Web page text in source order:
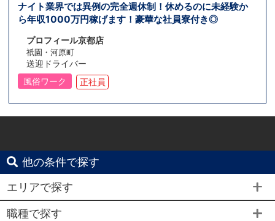
ナイト業界では異例の完全週休制！休めるのに未経験か
ら年収1000万円稼げます！豪華な社員寮付き◎
プロフィール京都店
祇園・河原町
送迎ドライバー
風俗ワーク
正社員
他の条件で探す
エリアで探す
職種で探す